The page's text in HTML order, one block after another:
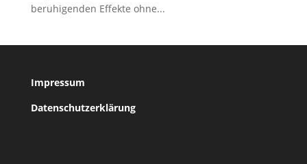
beruhigenden Effekte ohne...
Impressum
Datenschutzerklärung